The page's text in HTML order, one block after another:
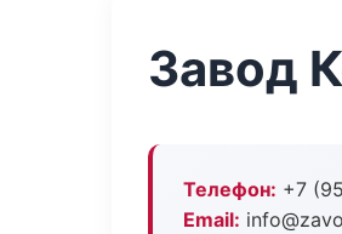
Завод
Телефон: +7
Email: